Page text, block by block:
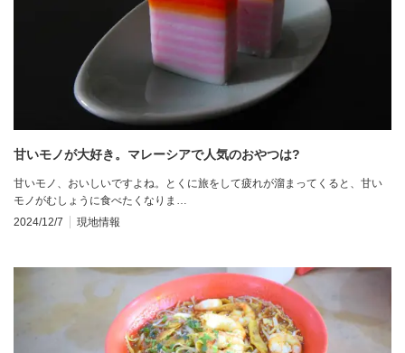
甘いモノが大好き。マレーシアで人気のおやつは?
甘いモノ、おいしいですよね。とくに旅をして疲れが溜まってくると、甘い
モノがむしょうに食べたくなりま…
2024/12/7
現地情報